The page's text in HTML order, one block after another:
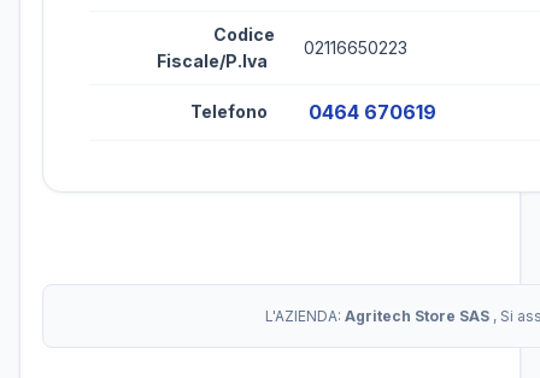
Codice
Fiscale/P.Iva
02116650223
Telefono 0464 670619
L'AZIENDA: Agritech Store SAS , Si